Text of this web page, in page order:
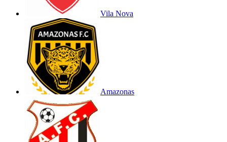
Vila Nova
Amazonas